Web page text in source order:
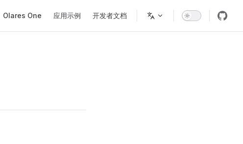
Olares One 应用示例 开发者文档